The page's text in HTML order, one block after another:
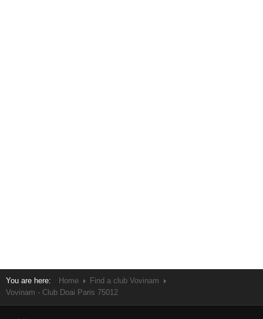
You are here: Home
Find a club Vovinam
Vovinam - Club Doai Paris 75012